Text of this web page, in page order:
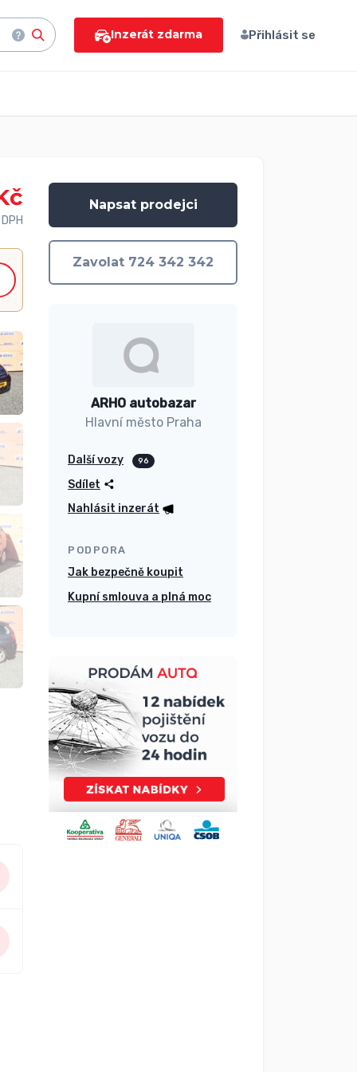
Inzerát zdarma Přihlásit se
Napsat prodejci
Zavolat 724 342 342
ARHO autobazar
Hlavní město Praha
Další vozy 96
Sdílet
Nahlásit inzerát
PODPORA
Jak bezpečně koupit
Kupní smlouva a plná moc